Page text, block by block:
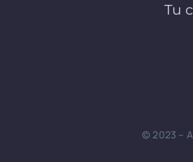
Tu
© 2023 –